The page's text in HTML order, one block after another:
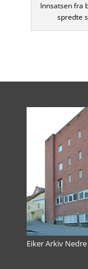
Innsatsen fra
spredte
Eiker Arkiv